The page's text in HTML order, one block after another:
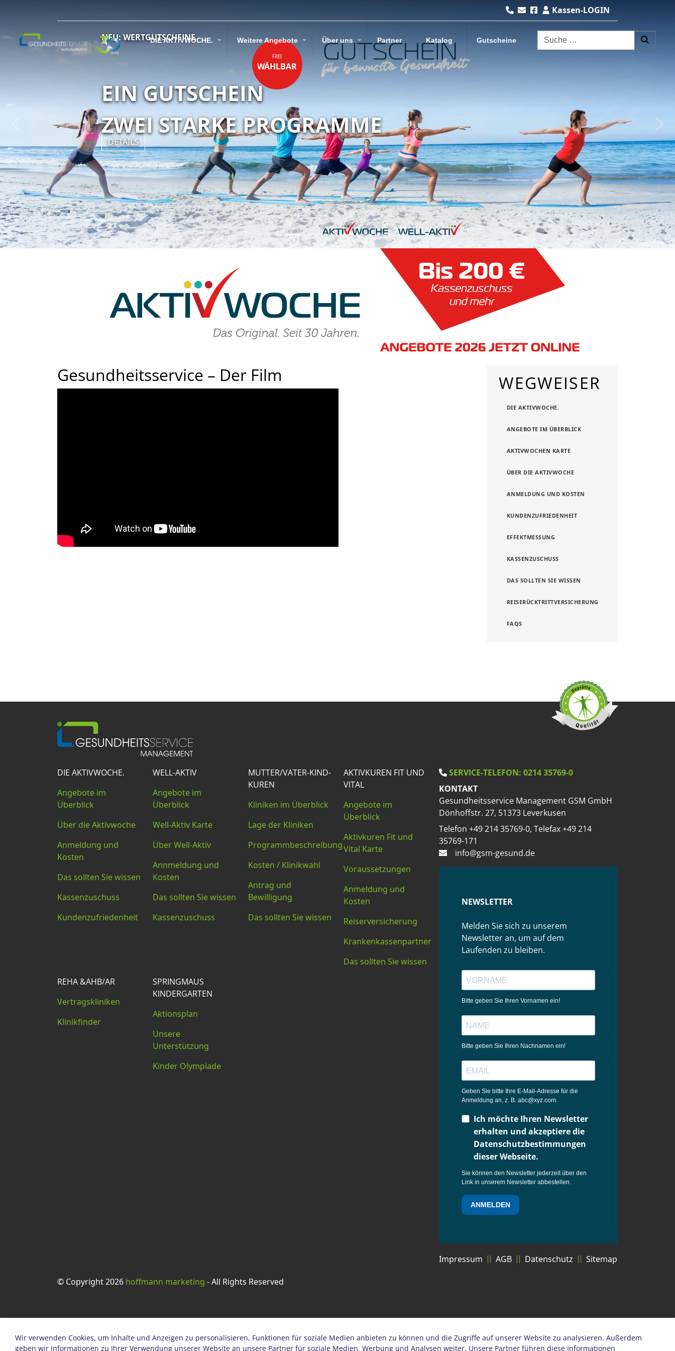
Kassen-LOGIN
Suchen nach:
DIE AKTIVWOCHE. Weitere Angebote Über uns Partner Katalog Gutscheine
NEU: WERTGUTSCHEINE
EIN GUTSCHEIN
ZWEI STARKE PROGRAMME
DETAILS
FREI
WÄHLBAR
Gesundheitsservice – Der Film WEGWEISER
DIE AKTIVWOCHE.
ANGEBOTE IM ÜBERBLICK
AKTIVWOCHEN KARTE
ÜBER DIE AKTIVWOCHE
ANMELDUNG UND KOSTEN
KUNDENZUFRIEDENHEIT
EFFEKTMESSUNG
KASSENZUSCHUSS
DAS SOLLTEN SIE WISSEN
REISERÜCKTRITTVERSICHERUNG
FAQS
DIE AKTIVWOCHE.
Angebote im
Überblick
Über die Aktivwoche
Anmeldung und
Kosten
Das sollten Sie wissen
Kassenzuschuss
Kundenzufriedenheit
WELL-AKTIV
Angebote im
Überblick
Well-Aktiv Karte
Über Well-Aktiv
Annmeldung und
Kosten
Das sollten Sie wissen
Kassenzuschuss
MUTTER/VATER-KIND-
KUREN
Kliniken im Überblick
Lage der Kliniken
Programmbeschreibung
Kosten / Klinikwahl
Antrag und
Bewilligung
Das sollten Sie wissen
AKTIVKUREN FIT UND
VITAL
Angebote im
Überblick
Aktivkuren Fit und
Vital Karte
Voraussetzungen
Anmeldung und
Kosten
Reiserversicherung
Krankenkassenpartner
Das sollten Sie wissen
REHA &AHB/AR
Vertragskliniken
Klinikfinder
SPRINGMAUS
KINDERGARTEN
Aktionsplan
Unsere
Unterstützung
Kinder Olympiade
SERVICE-TELEFON: 0214 35769-0
KONTAKT
Gesundheitsservice Management GSM GmbH
Dönhoffstr. 27, 51373 Leverkusen
Telefon +49 214 35769-0, Telefax +49 214
35769-171
info@gsm-gesund.de
NEWSLETTER
Melden Sie sich zu unserem
Newsletter an, um auf dem
Laufenden zu bleiben.
Bitte geben Sie Ihren Vornamen ein!
Bitte geben Sie Ihren Nachnamen ein!
Geben Sie bitte Ihre E-Mail-Adresse für die
Anmeldung an, z. B. abc@xyz.com.
Ich möchte Ihren Newsletter
erhalten und akzeptiere die
Datenschutzbestimmungen
dieser Webseite.
Sie können den Newsletter jederzeit über den
Link in unserem Newsletter abbestellen.
ANMELDEN
Impressum AGB Datenschutz Sitemap
© Copyright 2026 hoffmann marketing - All Rights Reserved
Wir verwenden Cookies, um Inhalte und Anzeigen zu personalisieren, Funktionen für soziale Medien anbieten zu können und die Zugriffe auf unserer Website zu analysieren. Außerdem
geben wir Informationen zu Ihrer Verwendung unserer Website an unsere Partner für soziale Medien, Werbung und Analysen weiter. Unsere Partner führen diese Informationen